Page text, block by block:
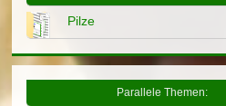
Pilze
Parallele Themen: